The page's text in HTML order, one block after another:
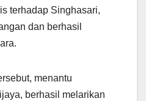
terhadap Singhasari,
dan berhasil
menantu
berhasil melarikan